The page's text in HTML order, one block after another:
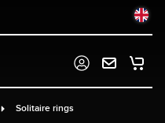
Solitaire rings